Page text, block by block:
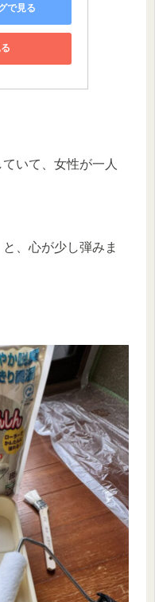
で見る
いて、女性が一人
、心が少し弾みま